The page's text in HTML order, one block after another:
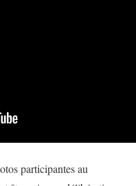
participantes au